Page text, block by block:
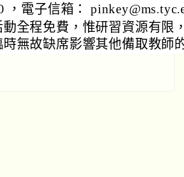
，電子信箱：
動全程免費，惟研習資源有限
時無故缺席影響其他備取教師